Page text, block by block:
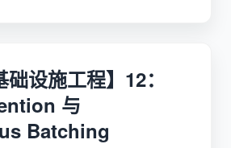
础设施工程】12：
与
Batching